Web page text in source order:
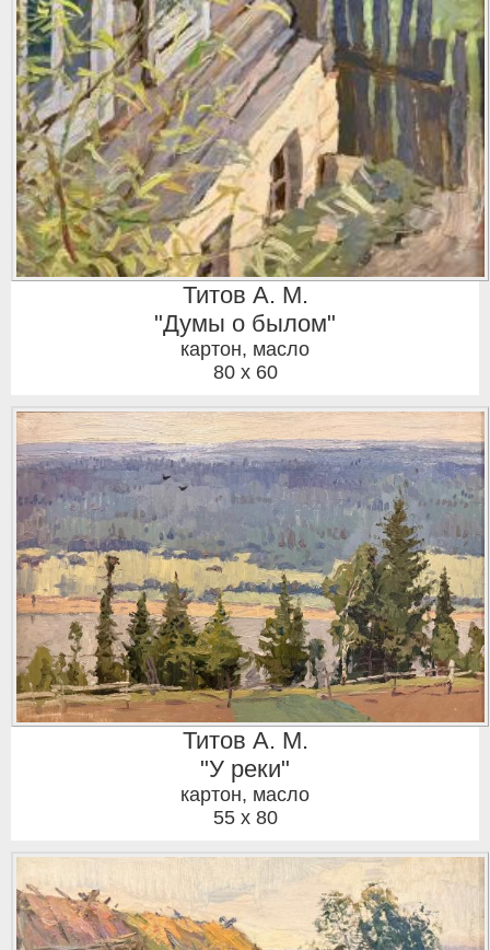
Титов А. М.
"Думы о былом"
картон, масло
80 x 60
Титов А. М.
"У реки"
картон, масло
55 x 80